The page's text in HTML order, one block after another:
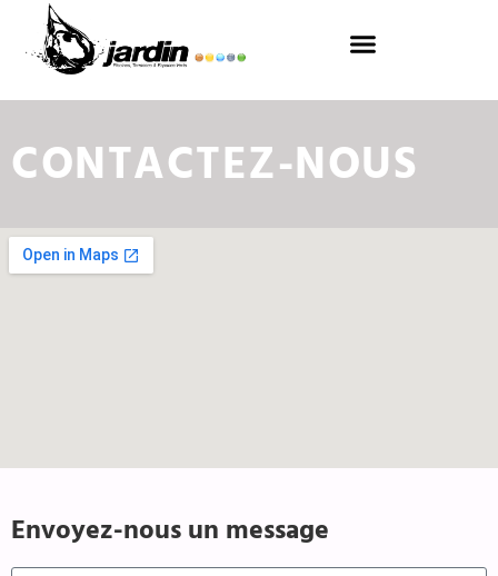
CONTACTEZ-NOUS
Envoyez-nous un message